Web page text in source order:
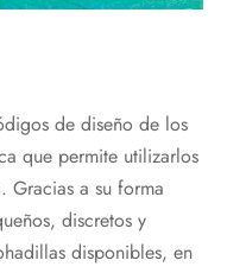
de diseño de los
que permite utilizarlos
Gracias a su forma
discretos y
disponibles, en